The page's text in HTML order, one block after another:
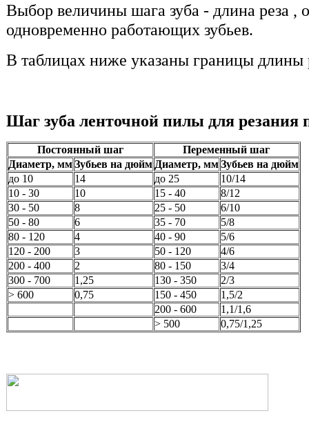
Выбор величины шага зуба - длина реза ,
одновременно работающих зубьев.
В таблицах ниже указаны границы длины
Шаг зуба ленточной пилы для резания
Постоянный шаг
Переменный шаг
Диаметр, ммЗубьев на дюйм Диаметр, ммЗубьев на дюйм
до 10
14 до 25
10/14
10 - 30
10 15 - 40
8/12
30 - 50
8 25 - 50
6/10
50 - 80
6 35 - 70
5/8
80 - 120
4 40 - 90
5/6
120 - 200
3 50 - 120
4/6
200 - 400
2 80 - 150
3/4
300 - 700
1,25 130 - 350
2/3
> 600
0,75 150 - 450
1,5/2
200 - 600
1,1/1,6
> 500
0,75/1,25